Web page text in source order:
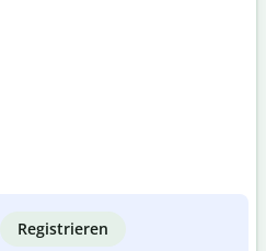
Registrieren